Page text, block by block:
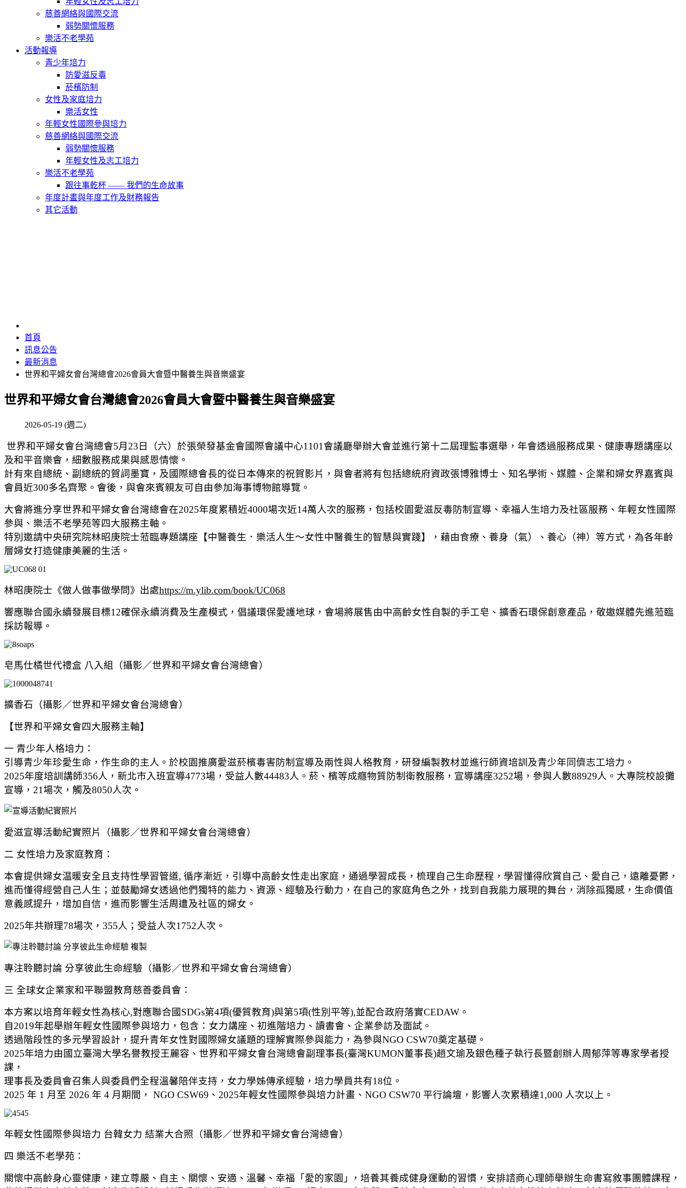
慈善網絡與國際交流
弱勢關懷服務
樂活不老學苑
活動報導
青少年培力
防愛滋反毒
菸檳防制
女性及家庭培力
樂活女性
年輕女性國際參與培力
慈善網絡與國際交流
弱勢關懷服務
年輕女性及志工培力
樂活不老學苑
跟往事乾杯 —— 我們的生命故事
年度計畫與年度工作及財務報告
其它活動
首頁
訊息公告
最新消息
世界和平婦女會台灣總會2026會員大會暨中醫養生與音樂盛宴
世界和平婦女會台灣總會2026會員大會暨中醫養生與音樂盛宴
2026-05-19 (週二)
世界和平婦女會台灣總會5月23日（六）於張榮發基金會國際會議中心1101會議廳舉辦大會並進行第十二屆理監事選舉，年會透過服務成果、健康專題講座以
及和平音樂會，細數服務成果與感恩情懷。
計有來自總統、副總統的賀詞墨寶，及國際總會長的從日本傳來的祝賀影片，與會者將有包括總統府資政張博雅博士、知名學術、媒體、企業和婦女界嘉賓與
會員近300多名齊聚。會後，與會來賓親友可自由參加海事博物館導覽。
大會將進分享世界和平婦女會台灣總會在2025年度累積近4000場次近14萬人次的服務，包括校園愛滋反毒防制宣導、幸福人生培力及社區服務、年輕女性國際
參與、樂活不老學苑等四大服務主軸。
特別邀請中央研究院林昭庚院士蒞臨專題講座【中醫養生．樂活人生～女性中醫養生的智慧與實踐】，藉由食療、養身（氣）、養心（神）等方式，為各年齡
層婦女打造健康美麗的生活。
林昭庚院士《做人做事做學問》出處https://m.ylib.com/book/UC068
響應聯合國永續發展目標12確保永續消費及生產模式，倡議環保愛護地球，會場將展售由中高齡女性自製的手工皂、擴香石環保創意產品，敬邀媒體先進蒞臨
採訪報導。
皂馬仕橘世代禮盒 八入組（攝影／世界和平婦女會台灣總會）
擴香石（攝影／世界和平婦女會台灣總會）
【世界和平婦女會四大服務主軸】
一 青少年人格培力：
引導青少年珍愛生命，作生命的主人。於校園推廣愛滋菸檳毒害防制宣導及兩性與人格教育，研發編製教材並進行師資培訓及青少年同儕志工培力。
2025年度培訓講師356人，新北市入班宣導4773場，受益人數44483人。菸、檳等成癮物質防制衛教服務，宣導講座3252場，參與人數88929人。大專院校設攤
宣導，21場次，觸及8050人次。
愛滋宣導活動紀實照片（攝影／世界和平婦女會台灣總會）
二 女性培力及家庭教育：
本會提供婦女温暖安全且支持性學習管道, 循序漸近，引導中高齡女性走出家庭，通過學習成長，梳理自己生命歷程，學習懂得欣賞自己、愛自己，遠離憂鬱，
進而懂得經營自己人生；並鼓勵婦女透過他們獨特的能力、資源、經驗及行動力，在自己的家庭角色之外，找到自我能力展現的舞台，消除孤獨感，生命價值
意義感提升，增加自信，進而影響生活周遭及社區的婦女。
2025年共辦理78場次，355人；受益人次1752人次。
專注聆聽討論 分享彼此生命經驗（攝影／世界和平婦女會台灣總會）
三 全球女企業家和平聯盟教育慈善委員會：
本方案以培育年輕女性為核心,對應聯合國SDGs第4項(優質教育)與第5項(性別平等),並配合政府落實CEDAW。
自2019年起舉辦年輕女性國際參與培力，包含：女力講座、初進階培力、讀書會、企業參訪及面試。
透過階段性的多元學習設計，提升青年女性對國際婦女議題的理解實際參與能力，為參與NGO CSW70奠定基礎。
2025年培力由國立臺灣大學名譽教授王麗容、世界和平婦女會台灣總會副理事長(臺灣KUMON董事長)趙文瑜及銀色種子執行長暨創辦人周郁萍等專家學者授
課，
理事長及委員會召集人與委員們全程溫馨陪伴支持，女力學姊傳承經驗，培力學員共有18位。
2025 年 1 月至 2026 年 4 月期間， NGO CSW69、2025年輕女性國際參與培力計畫、NGO CSW70 平行論壇，影響人次累積達1,000 人次以上。
年輕女性國際參與培力 台韓女力 結業大合照（攝影／世界和平婦女會台灣總會）
四 樂活不老學苑：
關懷中高齡身心靈健康，建立尊嚴、自主、關懷、安適、溫馨、幸福「愛的家園｣ ，培養其養成健身運動的習慣，安排諮商心理師舉辦生命書寫敘事團體課程，